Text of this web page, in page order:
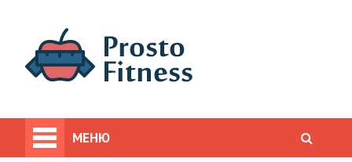
МЕНЮ